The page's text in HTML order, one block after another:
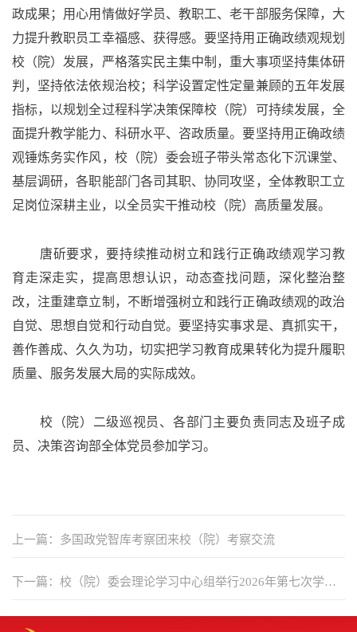
政成果；用心用情做好学员、教职工、老干部服务保障，大
力提升教职员工幸福感、获得感。要坚持用正确政绩观规划
校（院）发展，严格落实民主集中制，重大事项坚持集体研
判，坚持依法依规治校；科学设置定性定量兼顾的五年发展
指标，以规划全过程科学决策保障校（院）可持续发展，全
面提升教学能力、科研水平、咨政质量。要坚持用正确政绩
观锤炼务实作风，校（院）委会班子带头常态化下沉课堂、
基层调研，各职能部门各司其职、协同攻坚，全体教职工立
足岗位深耕主业，以全员实干推动校（院）高质量发展。
唐斫要求，要持续推动树立和践行正确政绩观学习教
育走深走实，提高思想认识，动态查找问题，深化整治整
改，注重建章立制，不断增强树立和践行正确政绩观的政治
自觉、思想自觉和行动自觉。要坚持实事求是、真抓实干，
善作善成、久久为功，切实把学习教育成果转化为提升履职
质量、服务发展大局的实际成效。
校（院）二级巡视员 、 各部门主要负责 同志及班子成
员、决策咨询部全体党员参加学习。
上一篇：多国政党智库考察团来校（院）考察交流
下一篇：校（院）委会理论学习中心组举行2026年第七次学习